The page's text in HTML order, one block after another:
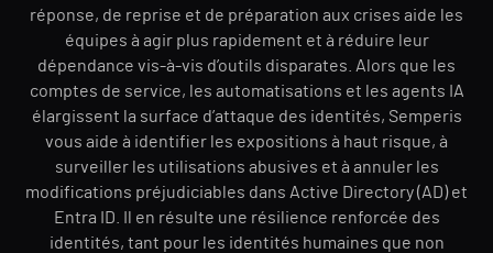
réponse, de reprise et de préparation aux crises aide les
équipes à agir plus rapidement et à réduire leur
dépendance vis-à-vis d’outils disparates. Alors que les
comptes de service, les automatisations et les agents IA
élargissent la surface d’attaque des identités, Semperis
vous aide à identifier les expositions à haut risque, à
surveiller les utilisations abusives et à annuler les
modifications préjudiciables dans Active Directory (AD) et
Entra ID. Il en résulte une résilience renforcée des
identités, tant pour les identités humaines que non